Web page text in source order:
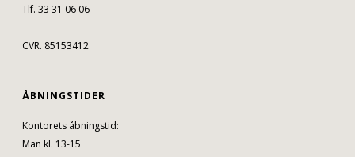
Tlf. 33 31 06 06
CVR. 85153412
ÅBNINGSTIDER
Kontorets åbningstid:
Man kl. 13-15